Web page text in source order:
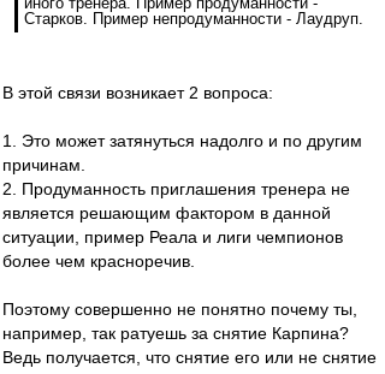
Старков. Пример непродуманности - Лаудруп.
В этой связи возникает 2 вопроса:
1. Это может затянуться надолго и по другим
причинам.
2. Продуманность приглашения тренера не
является решающим фактором в данной
ситуации, пример Реала и лиги чемпионов
более чем красноречив.
Поэтому совершенно не понятно почему ты,
например, так ратуешь за снятие Карпина?
Ведь получается, что снятие его или не снятие